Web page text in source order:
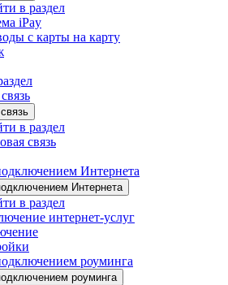
в раздел
iPay
с карты на карту
в раздел
связь
Интернета
Интернета
в раздел
интернет-услуг
роуминга
роуминга